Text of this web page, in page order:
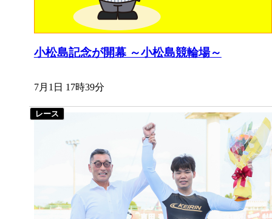
小松島記念が開幕 ～小松島競輪場～
7月1日 17時39分